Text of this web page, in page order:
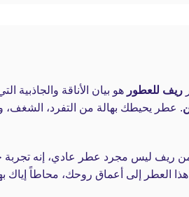
ريف للعطور هو بيان الأناقة والجاذبية
. عطر يحيطك بهالة من التفرد،
ريف ليس مجرد عطر عادي، إنه تجربة
العطر إلى أعماق روحك، محاطاً إياك